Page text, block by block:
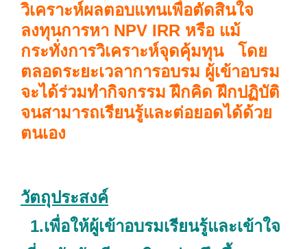
วิเคราะห์ผลตอบแทนเพื่อตัดสินใจ
ลงทุนการหา NPV IRR หรือ แม้
กระทั่งการวิเคราะห์จุดคุ้มทุน โดย
ตลอดระยะเวลาการอบรม ผู้เข้าอบรม
จะได้ร่วมทำกิจกรรม ฝึกคิด ฝึกปฏิบัติ
จนสามารถเรียนรู้และต่อยอดได้ด้วย
ตนเอง
วัตถุประสงค์
1.เพื่อให้ผู้เข้าอบรมเรียนรู้และเข้าใจ